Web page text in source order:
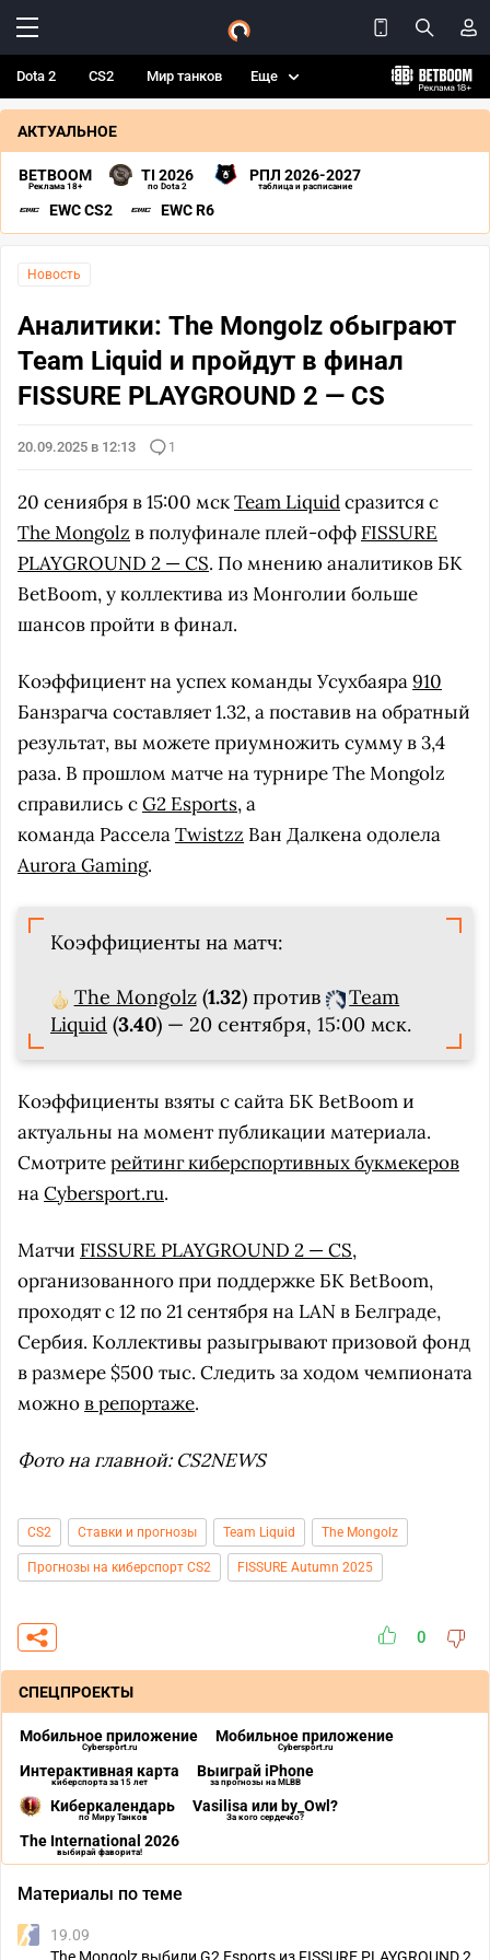
Dota 2 CS2 Мир танков Еще
АКТУАЛЬНОЕ
BETBOOM
Реклама 18+
TI 2026
по Dota 2
РПЛ 2026-2027
таблица и расписание
EWC CS2 EWC R6
Новость
Аналитики: The Mongolz обыграют
Team Liquid и пройдут в финал
FISSURE PLAYGROUND 2 — CS
20.09.2025 в 12:13 1
20 сениября в 15:00 мскTeam Liquidсразится с
The Mongolz в полуфинале плей-офф FISSURE
PLAYGROUND 2 — CS. По мнению аналитиков БК
BetBoom, у коллектива из Монголии больше
шансов пройти в финал.
Коэффициент на успех команды Усухбаяра910
Банзрагча составляет 1.32, а поставив на обратный
результат, вы можете приумножить сумму в 3,4
раза. В прошлом матче на турнире The Mongolz
справились сG2 Esports, а
команда РасселаTwistzz Ван Далкена одолела
Aurora Gaming.
Коэффициенты на матч:
The Mongolz(1.32) против
Team
Liquid (3.40) — 20 сентября, 15:00 мск.
Коэффициенты взяты с сайта БК BetBoom и
актуальны на момент публикации материала.
Смотритерейтинг киберспортивных букмекеров
наCybersport.ru.
Матчи FISSURE PLAYGROUND 2 — CS,
организованного при поддержке БК BetBoom,
проходят с 12 по 21 сентября на LAN в Белграде,
Сербия. Коллективы разыгрывают призовой фонд
в размере $500 тыс. Следить за ходом чемпионата
можнов репортаже.
Фото на главной: CS2NEWS
CS2 Ставки и прогнозы Team Liquid The Mongolz
Прогнозы на киберспорт CS2 FISSURE Autumn 2025
0
СПЕЦПРОЕКТЫ
Мобильное приложение
Cybersport.ru
Мобильное приложение
Cybersport.ru
Интерактивная карта
киберспорта за 15 лет
Выиграй iPhone
за прогнозы на MLBB
Киберкалендарь
по Миру Танков
Vasilisa или by_Owl?
За кого сердечко?
The International 2026
выбирай фаворита!
Материалы по теме
19.09